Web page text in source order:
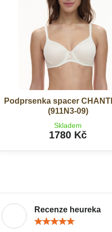
Podprsenka spacer
(911N3-09)
Skladem
1780 Kč
Recenze heureka